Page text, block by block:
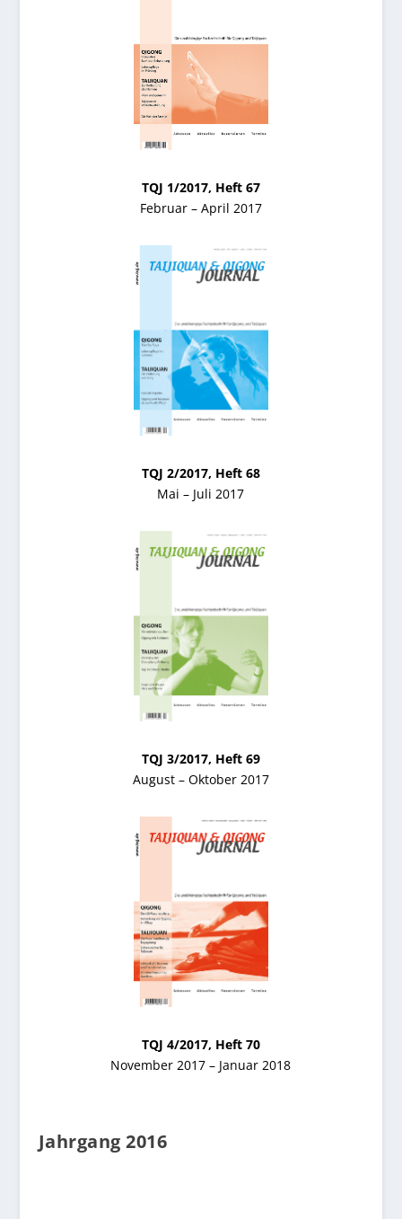
TQJ 1/2017, Heft 67
Februar – April 2017
TQJ 2/2017, Heft 68
Mai – Juli 2017
TQJ 3/2017, Heft 69
August – Oktober 2017
TQJ 4/2017, Heft 70
November 2017 – Januar 2018
Jahrgang 2016